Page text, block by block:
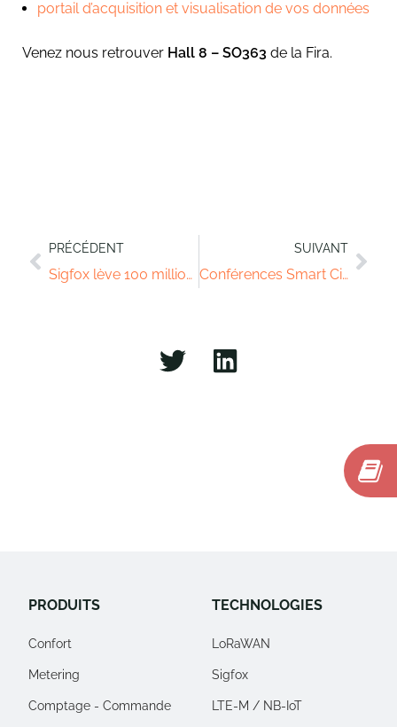
portail d’acquisition et visualisation de vos données
Venez nous retrouver Hall 8 – SO363 de la Fira.
PRÉCÉDENT
Sigfox lève 100 millions d’euros
SUIVANT
Conférences Smart Cities – Paris
PRODUITS
Confort
Metering
Comptage - Commande
TECHNOLOGIES
LoRaWAN
Sigfox
LTE-M / NB-IoT